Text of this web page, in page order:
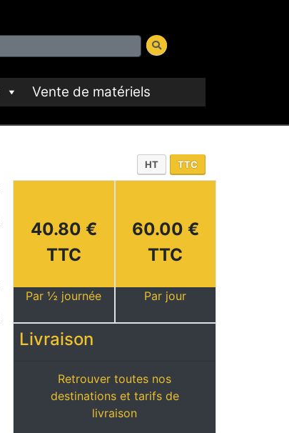
Vente de matériels
HT TTC
40.80 €
TTC
Par ½ journée
60.00 €
TTC
Par jour
Livraison
Retrouver toutes nos
destinations et tarifs de
livraison